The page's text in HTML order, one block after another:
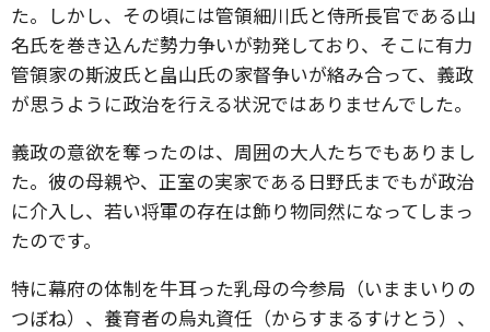
た。しかし、その頃には管領細川氏と侍所長官である山
名氏を巻き込んだ勢力争いが勃発しており、そこに有力
管領家の斯波氏と畠山氏の家督争いが絡み合って、義政
が思うように政治を行える状況ではありませんでした。
義政の意欲を奪ったのは、周囲の大人たちでもありまし
た。彼の母親や、正室の実家である日野氏までもが政治
に介入し、若い将軍の存在は飾り物同然になってしまっ
たのです。
特に幕府の体制を牛耳った乳母の今参局（いままいりの
つぼね）、養育者の烏丸資任（からすまるすけとう）、